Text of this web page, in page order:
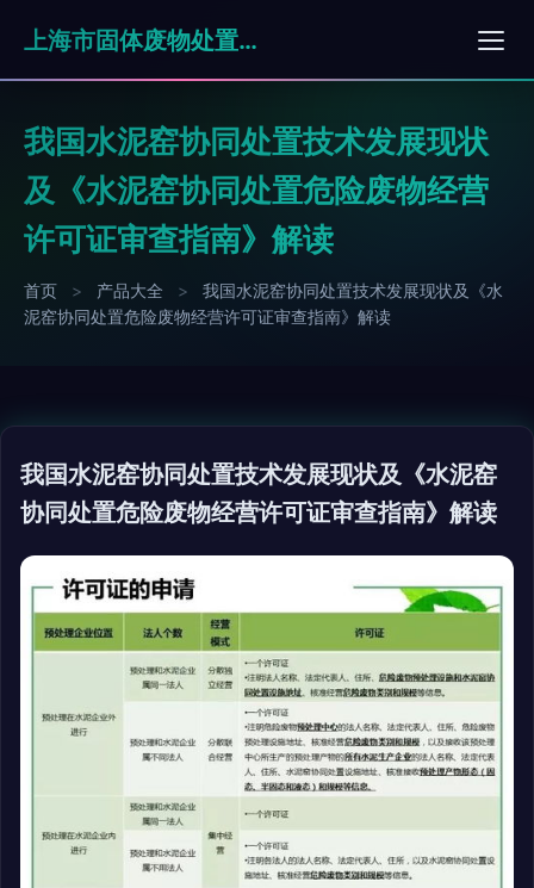
上海市固体废物处置有限公司
我国水泥窑协同处置技术发展现状
及《水泥窑协同处置危险废物经营
许可证审查指南》解读
首页 > 产品大全 >
我国水泥窑协同处置技术发展现状及《水
泥窑协同处置危险废物经营许可证审查指南》解读
我国水泥窑协同处置技术发展现状及《水泥窑
协同处置危险废物经营许可证审查指南》解读